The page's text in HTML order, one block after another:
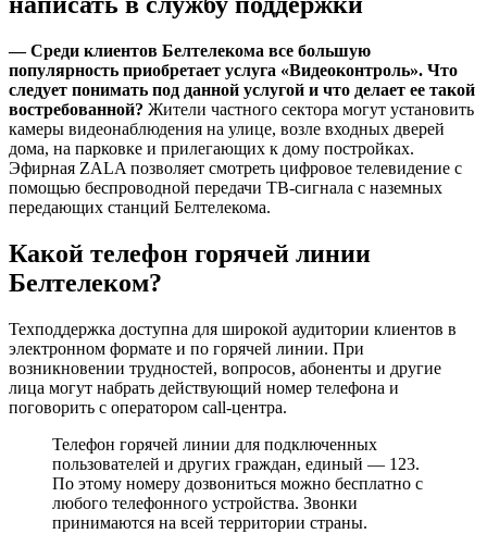
— Среди клиентов Белтелекома все большую
популярность приобретает услуга «Видеоконтроль». Что
следует понимать под данной услугой и что делает ее такой
востребованной? Жители частного сектора могут установить
камеры видеонаблюдения на улице, возле входных дверей
дома, на парковке и прилегающих к дому постройках.
Эфирная ZALA позволяет смотреть цифровое телевидение с
помощью беспроводной передачи ТВ-сигнала с наземных
передающих станций Белтелекома.
Какой телефон горячей линии
Белтелеком?
Техподдержка доступна для широкой аудитории клиентов в
электронном формате и по горячей линии. При
возникновении трудностей, вопросов, абоненты и другие
лица могут набрать действующий номер телефона и
поговорить с оператором call-центра.
Телефон горячей линии для подключенных
пользователей и других граждан, единый — 123.
По этому номеру дозвониться можно бесплатно с
любого телефонного устройства. Звонки
принимаются на всей территории страны.